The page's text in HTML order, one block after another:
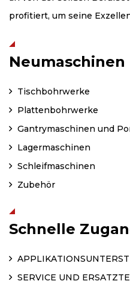
profitiert, um seine
Neumaschinen
Tischbohrwerke
Plattenbohrwerke
Gantrymaschinen und
Lagermaschinen
Schleifmaschinen
Zubehör
Schnelle
SERVICE UND